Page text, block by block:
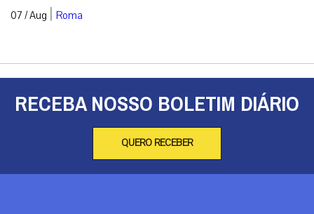
07 / Aug | Roma
RECEBA NOSSO BOLETIM DIÁRIO
QUERO RECEBER